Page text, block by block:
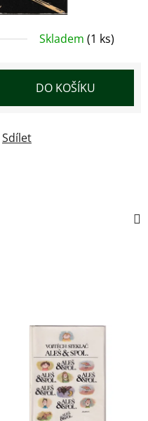
Skladem (1 ks)
DO KOŠÍKU
Sdílet